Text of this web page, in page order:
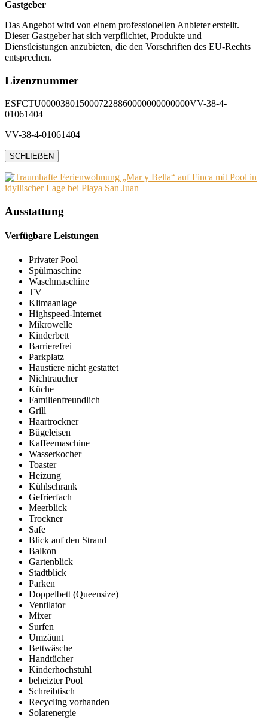
Gastgeber
Das Angebot wird von einem professionellen Anbieter erstellt.
Dieser Gastgeber hat sich verpflichtet, Produkte und
Dienstleistungen anzubieten, die den Vorschriften des EU-Rechts
entsprechen.
Lizenznummer
ESFCTU0000380150007228860000000000000VV-38-4-
01061404
VV-38-4-01061404
SCHLIEẞEN
Ausstattung
Verfügbare Leistungen
Privater Pool
Spülmaschine
Waschmaschine
TV
Klimaanlage
Highspeed-Internet
Mikrowelle
Kinderbett
Barrierefrei
Parkplatz
Haustiere nicht gestattet
Nichtraucher
Küche
Familienfreundlich
Grill
Haartrockner
Bügeleisen
Kaffeemaschine
Wasserkocher
Toaster
Heizung
Kühlschrank
Gefrierfach
Meerblick
Trockner
Safe
Blick auf den Strand
Balkon
Gartenblick
Stadtblick
Parken
Doppelbett (Queensize)
Ventilator
Mixer
Surfen
Umzäunt
Bettwäsche
Handtücher
Kinderhochstuhl
beheizter Pool
Schreibtisch
Recycling vorhanden
Solarenergie